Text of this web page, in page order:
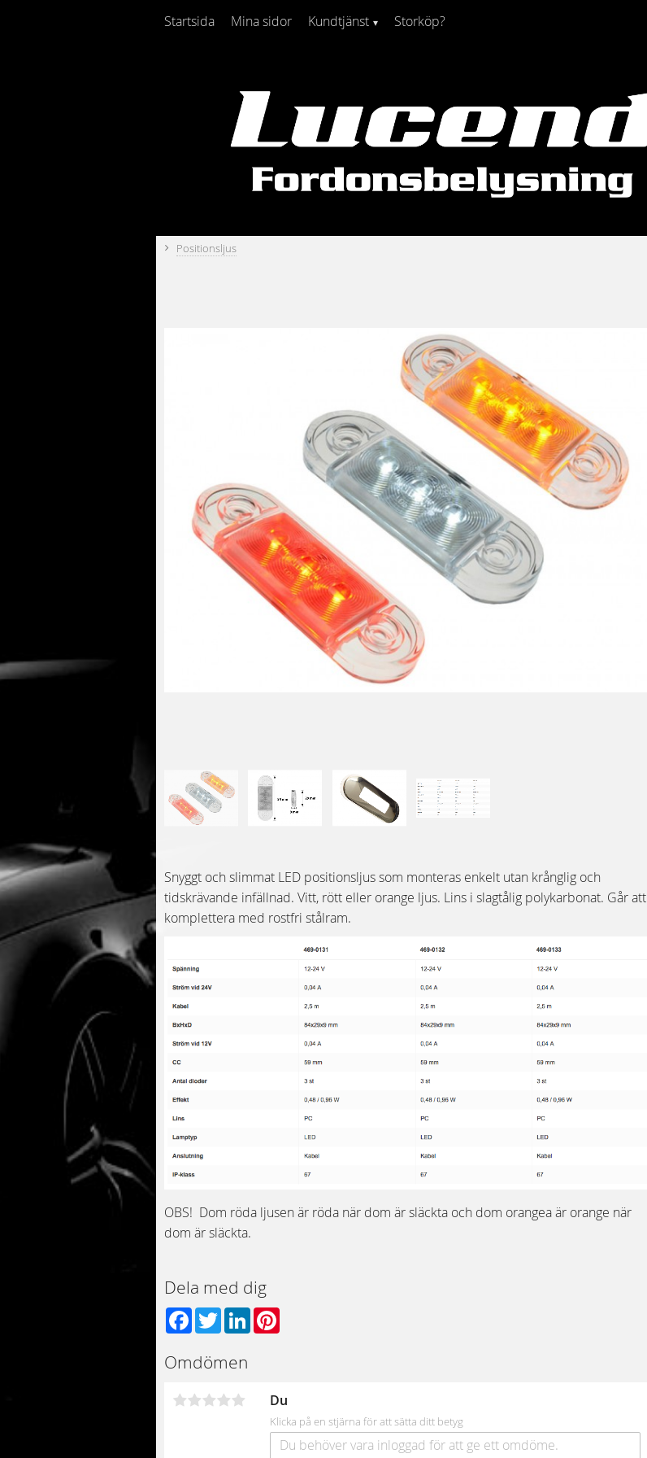
Startsida Mina sidor Kundtjänst Storköp?
Positionsljus
Snyggt och slimmat LED positionsljus som monteras enkelt utan krånglig och
tidskrävande infällnad. Vitt, rött eller orange ljus. Lins i slagtålig polykarbonat. Går att
komplettera med rostfri stålram.
OBS! Dom röda ljusen är röda när dom är släckta och dom orangea är orange när
dom är släckta.
Dela med dig
Facebook
TwitterLinkedIn
Omdömen
Du
Klicka på en stjärna för att sätta ditt betyg